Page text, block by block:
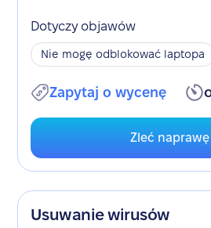
Dotyczy objawów
Nie mogę odblokować laptopa
Zapytaj o wycenę
Zleć naprawę
Usuwanie wirusów